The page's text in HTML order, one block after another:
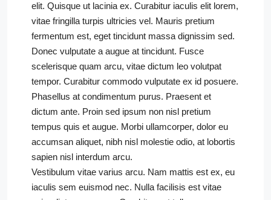
elit. Quisque ut lacinia ex. Curabitur iaculis elit lorem,
vitae fringilla turpis ultricies vel. Mauris pretium
fermentum est, eget tincidunt massa dignissim sed.
Donec vulputate a augue at tincidunt. Fusce
scelerisque quam arcu, vitae dictum leo volutpat
tempor. Curabitur commodo vulputate ex id posuere.
Phasellus at condimentum purus. Praesent et
dictum ante. Proin sed ipsum non nisl pretium
tempus quis et augue. Morbi ullamcorper, dolor eu
accumsan aliquet, nibh nisl molestie odio, at lobortis
sapien nisl interdum arcu.
Vestibulum vitae varius arcu. Nam mattis est ex, eu
iaculis sem euismod nec. Nulla facilisis est vitae